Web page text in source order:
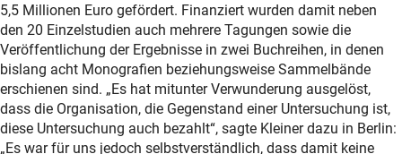
5,5 Millionen Euro gefördert. Finanziert wurden damit neben
den 20 Einzelstudien auch mehrere Tagungen sowie die
Veröffentlichung der Ergebnisse in zwei Buchreihen, in denen
bislang acht Monografien beziehungsweise Sammelbände
erschienen sind. „Es hat mitunter Verwunderung ausgelöst,
dass die Organisation, die Gegenstand einer Untersuchung ist,
diese Untersuchung auch bezahlt“, sagte Kleiner dazu in Berlin:
„Es war für uns jedoch selbstverständlich, dass damit keine